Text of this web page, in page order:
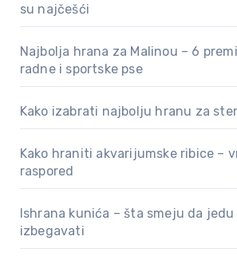
su najčešći
Najbolja hrana za Malinou – 6
radne i sportske pse
Kako izabrati najbolju hranu za
Kako hraniti akvarijumske ribice –
raspored
Ishrana kunića – šta smeju da
izbegavati